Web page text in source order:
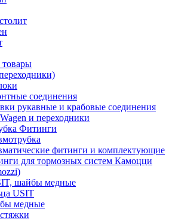
соединения
рукавные и крабовые соединения
и переходники
Фитинги
фитинги и комплектующие
для тормозных систем Камоцци
шайбы медные
USIT
медные